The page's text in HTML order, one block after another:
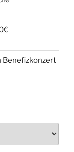
Benefizkonzert